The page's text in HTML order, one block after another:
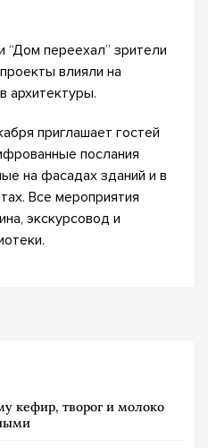
“Дом переехал” зрители
влияли на
архитектуры.
приглашает гостей
послания
на фасадах зданий и в
Все мероприятия
экскурсовод и
кефир, творог и молоко